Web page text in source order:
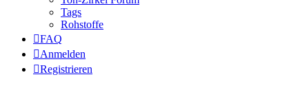
Tags
Rohstoffe
FAQ
Anmelden
Registrieren